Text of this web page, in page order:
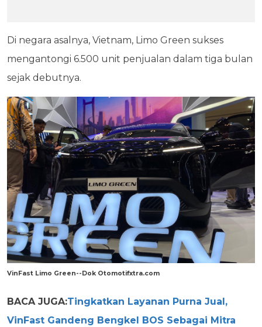
Di negara asalnya, Vietnam, Limo Green sukses
mengantongi 6.500 unit penjualan dalam tiga bulan
sejak debutnya.
VinFast Limo Green--Dok Otomotifxtra.com
BACA JUGA:Tingkatkan Layanan Purna Jual,
VinFast Gandeng Bengkel BOS Sebagai Mitra